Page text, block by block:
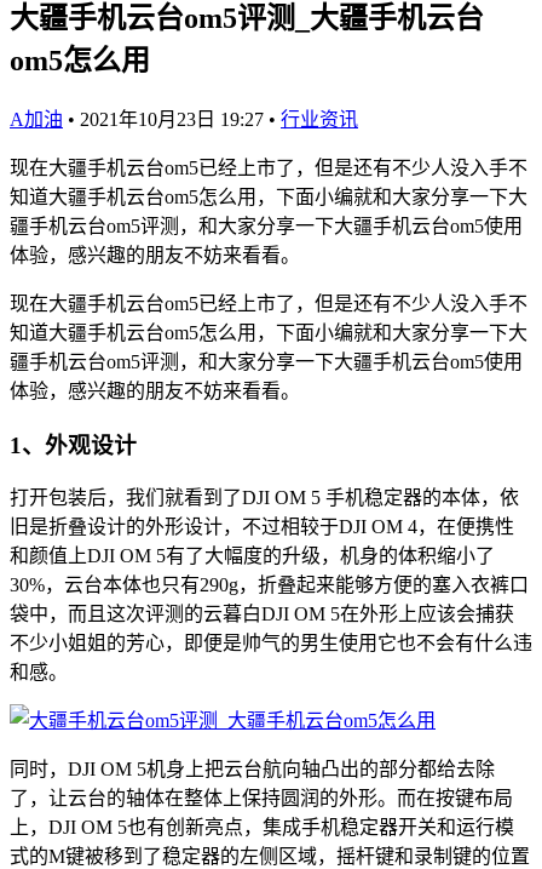
大疆手机云台om5评测_大疆手机云台
om5怎么用
A加油 • 2021年10月23日 19:27 • 行业资讯
现在大疆手机云台om5已经上市了，但是还有不少人没入手不
知道大疆手机云台om5怎么用，下面小编就和大家分享一下大
疆手机云台om5评测，和大家分享一下大疆手机云台om5使用
体验，感兴趣的朋友不妨来看看。
现在大疆手机云台om5已经上市了，但是还有不少人没入手不
知道大疆手机云台om5怎么用，下面小编就和大家分享一下大
疆手机云台om5评测，和大家分享一下大疆手机云台om5使用
体验，感兴趣的朋友不妨来看看。
1、外观设计
打开包装后，我们就看到了DJI OM 5 手机稳定器的本体，依
旧是折叠设计的外形设计，不过相较于DJI OM 4，在便携性
和颜值上DJI OM 5有了大幅度的升级，机身的体积缩小了
30%，云台本体也只有290g，折叠起来能够方便的塞入衣裤口
袋中，而且这次评测的云暮白DJI OM 5在外形上应该会捕获
不少小姐姐的芳心，即便是帅气的男生使用它也不会有什么违
和感。
同时，DJI OM 5机身上把云台航向轴凸出的部分都给去除
了，让云台的轴体在整体上保持圆润的外形。而在按键布局
上，DJI OM 5也有创新亮点，集成手机稳定器开关和运行模
式的M键被移到了稳定器的左侧区域，摇杆键和录制键的位置